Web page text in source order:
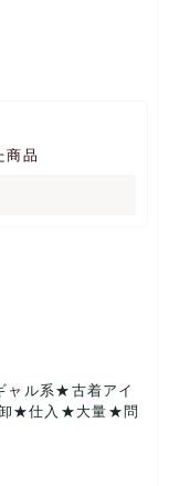
商品
ャル系★古着アイ
★仕入★大量★問